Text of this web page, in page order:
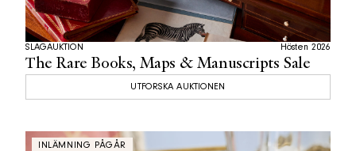
The Rare Books, Maps & Manuscripts Sale
SLAGAUKTION Hösten 2026
UTFORSKA AUKTIONEN
INLÄMNING PÅGÅR